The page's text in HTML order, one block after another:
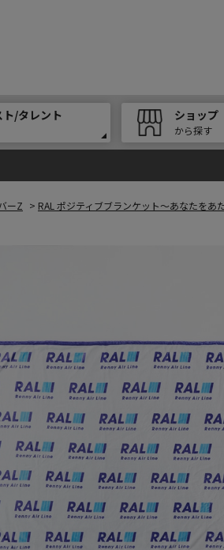
ト/タレント ショップ
から探す
ーZ > RAL ポジティブブランケット～あなたをあ